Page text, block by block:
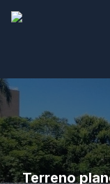
Terreno